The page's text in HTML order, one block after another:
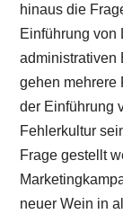
hinaus die
Einführung von
administrativen
gehen mehrere
der Einführung
Fehlerkultur
Frage gestellt
neuer Wein in